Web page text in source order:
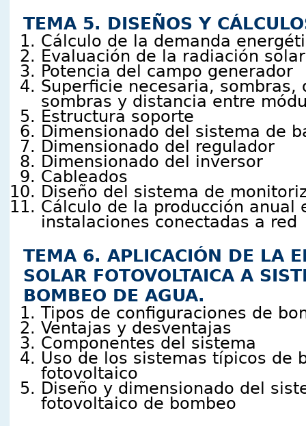
TEMA 5. DISEÑOS Y
Cálculo de la demanda
Evaluación de la radiación solar
Potencia del campo generador
Superficie necesaria, sombras,
sombras y distancia entre
Estructura soporte
Dimensionado del sistema de
Dimensionado del regulador
Dimensionado del inversor
Cableados
Diseño del sistema de
Cálculo de la producción anual
instalaciones conectadas a red
TEMA 6. APLICACIÓN DE LA
SOLAR FOTOVOLTAICA A
BOMBEO DE AGUA.
Tipos de configuraciones de
Ventajas y desventajas
Componentes del sistema
Uso de los sistemas típicos de
fotovoltaico
Diseño y dimensionado del
fotovoltaico de bombeo